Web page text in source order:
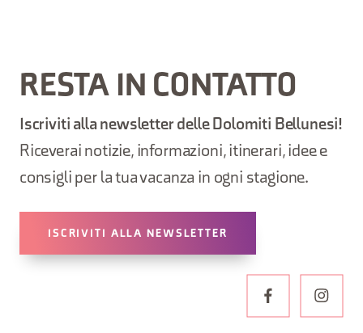
RESTA IN CONTATTO
Iscriviti alla newsletter delle Dolomiti Bellunesi!
Riceverai notizie, informazioni, itinerari, idee e
consigli per la tua vacanza in ogni stagione.
ISCRIVITI ALLA NEWSLETTER